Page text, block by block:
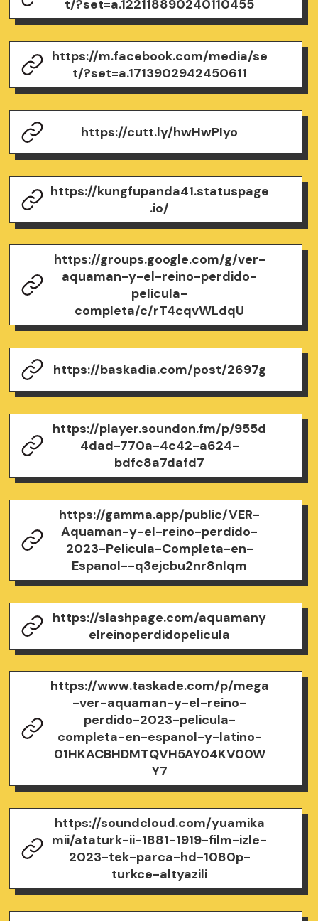
t/?set=a.122118890240110455
https://m.facebook.com/media/se
t/?set=a.1713902942450611
https://cutt.ly/hwHwPIyo
https://kungfupanda41.statuspage
.io/
https://groups.google.com/g/ver-
aquaman-y-el-reino-perdido-
pelicula-
completa/c/rT4cqvWLdqU
https://baskadia.com/post/2697g
https://player.soundon.fm/p/955d
4dad-770a-4c42-a624-
bdfc8a7dafd7
https://gamma.app/public/VER-
Aquaman-y-el-reino-perdido-
2023-Pelicula-Completa-en-
Espanol--q3ejcbu2nr8nlqm
https://slashpage.com/aquamany
elreinoperdidopelicula
https://www.taskade.com/p/mega
-ver-aquaman-y-el-reino-
perdido-2023-pelicula-
completa-en-espanol-y-latino-
01HKACBHDMTQVH5AY04KV00W
Y7
https://soundcloud.com/yuamika
mii/ataturk-ii-1881-1919-film-izle-
2023-tek-parca-hd-1080p-
turkce-altyazili